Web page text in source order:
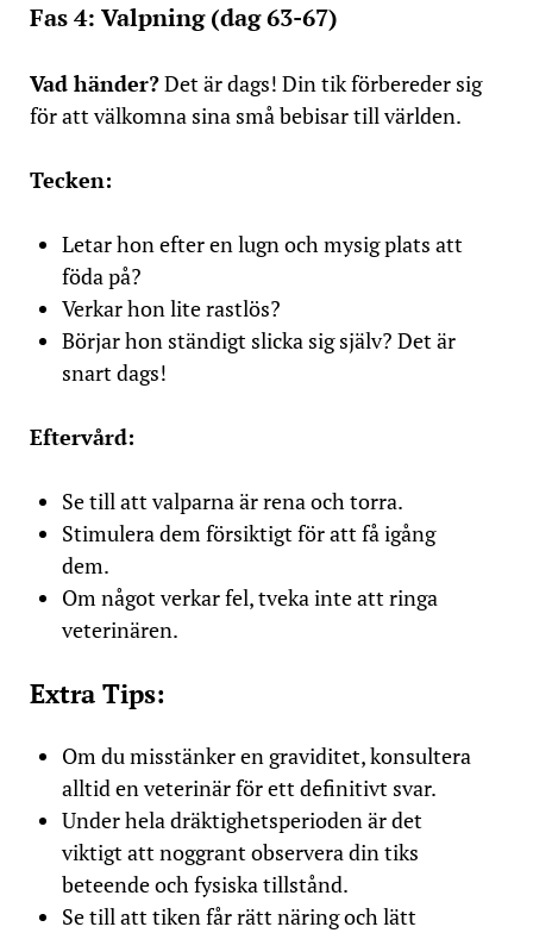
Fas 4: Valpning (dag 63-67)
Vad händer?Det är dags! Din tik förbereder sig
för att välkomna sina små bebisar till världen.
Tecken:
Letar hon efter en lugn och mysig plats att
föda på?
Verkar hon lite rastlös?
Börjar hon ständigt slicka sig själv? Det är
snart dags!
Eftervård:
Se till att valparna är rena och torra.
Stimulera dem försiktigt för att få igång
dem.
Om något verkar fel, tveka inte att ringa
veterinären.
Extra Tips:
Om du misstänker en graviditet, konsultera
alltid en veterinär för ett definitivt svar.
Under hela dräktighetsperioden är det
viktigt att noggrant observera din tiks
beteende och fysiska tillstånd.
Se till att tiken får rätt näring och lätt